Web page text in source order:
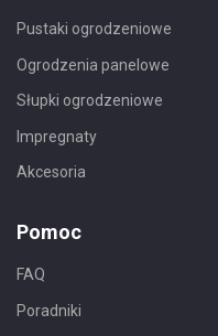
Pustaki ogrodzeniowe
Ogrodzenia panelowe
Słupki ogrodzeniowe
Impregnaty
Akcesoria
Pomoc
FAQ
Poradniki